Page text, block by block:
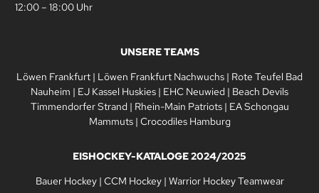
12:00 – 18:00 Uhr
UNSERE TEAMS
Löwen Frankfurt | Löwen Frankfurt Nachwuchs | Rote Teufel Bad
Nauheim | EJ Kassel Huskies | EHC Neuwied | Beach Devils
Timmendorfer Strand | Rhein-Main Patriots| EA Schongau
Mammuts| Crocodiles Hamburg
EISHOCKEY-KATALOGE 2024/2025
Bauer Hockey| CCM Hockey| Warrior Hockey Teamwear